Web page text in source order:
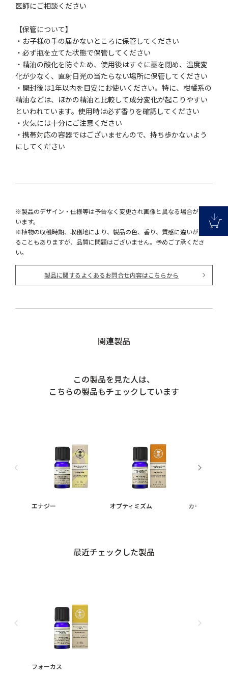
医師にご相談ください
【保管について】
・お子様の手の届かないところに保管してください
・必ず瓶を立てた状態で保管してください
・精油の酸化を防ぐため、使用後はすぐに蓋を閉め、温度変
化が少なく、直射日光の当たらない場所に保管してください
・開封後は1年以内を目安にお使いください。特に、柑橘系の
精油などは、ほかの精油と比較して成分変化が起こりやすい
といわれています。使用時は必ず香りを確認してください
・火気には十分にご注意ください
・携帯対応の容器ではございませんので、持ち歩かないよう
にしてください
※製品のデザイン・仕様等は予告なく変更され画像と異なる場合がござ
います。
※植物の収穫時期、収穫地により、製品の色、香り、質感に違いが生じ
ることもありますが、品質に問題はございません。予めご了承くださ
い。
製品に関するよくあるお問合せ内容はこちらから
関連製品
この製品を見た人は、
こちらの製品もチェックしています
エナジー オプティミズム カーミング
最近チェックした製品
フォーカス